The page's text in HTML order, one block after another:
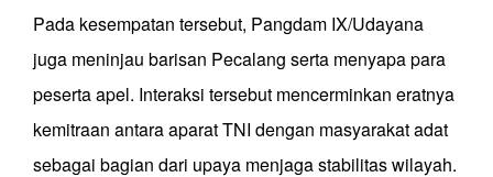
Pada kesempatan tersebut, Pangdam IX/Udayana
juga meninjau barisan Pecalang serta menyapa para
peserta apel. Interaksi tersebut mencerminkan eratnya
kemitraan antara aparat TNI dengan masyarakat adat
sebagai bagian dari upaya menjaga stabilitas wilayah.